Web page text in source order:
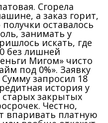
Сгорела
а заказ горит,
оставалось
занимать у
искать, где
без лишней
Мигом» чисто
под 0%». Заявку
запросил 18
история у
старых закрытых
Честно,
впаривать платную